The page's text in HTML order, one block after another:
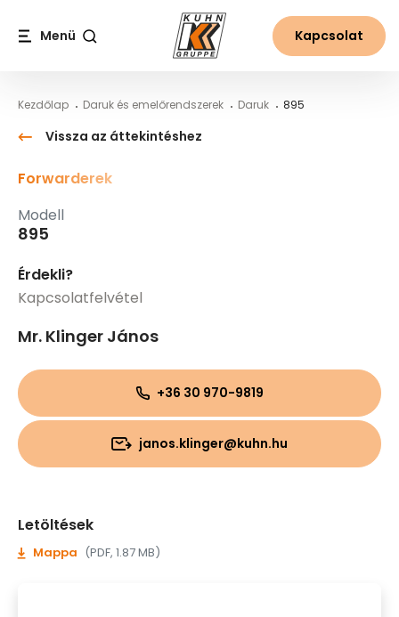
Menü Kapcsolat
Kezdőlap Daruk és emelőrendszerek Daruk 895
Vissza az áttekintéshez
Forwarderek
Modell
895
Érdekli?
Kapcsolatfelvétel
Mr. Klinger János
+36 30 970-9819​
janos.klinger@kuhn.hu
Letöltések
Mappa (PDF, 1.87 MB)